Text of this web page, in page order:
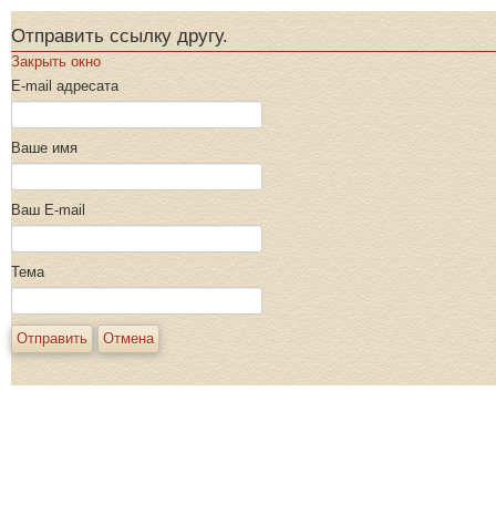
Отправить ссылку другу.
Закрыть окно
E-mail адресата
Ваше имя
Ваш E-mail
Тема
Отправить Отмена